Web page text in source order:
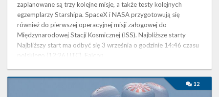
zaplanowane są trzy kolejne misje, a także testy kolejnych
egzemplarzy Starshipa. SpaceX i NASA przygotowują się
również do pierwszej operacyjnej misji załogowej do
Międzynarodowej Stacji Kosmicznej (ISS). Najbliższe starty
Najbliższy start ma odbyć się 3 września o godzinie 14:46 czasu
polskiego (12:26 UTC). Falcon …
12